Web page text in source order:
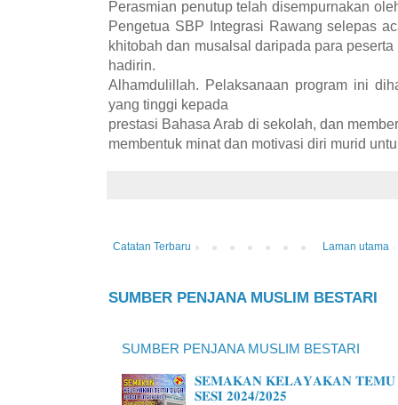
Perasmian penutup telah disempurnakan
Pengetua SBP Integrasi Rawang selepas
khitobah dan musalsal daripada para
hadirin.
Alhamdulillah. Pelaksanaan program ini
yang tinggi kepada
prestasi Bahasa Arab di sekolah, dan
membentuk minat dan motivasi diri murid
Catatan Terbaru Laman utama
SUMBER PENJANA MUSLIM BESTARI
SUMBER PENJANA MUSLIM BESTARI
𝐒𝐄𝐌𝐀𝐊𝐀𝐍 𝐊𝐄𝐋𝐀𝐘𝐀𝐊𝐀𝐍 𝐓𝐄𝐌𝐔
𝐒𝐄𝐒𝐈 𝟐𝟎𝟐𝟒/𝟐𝟎𝟐𝟓